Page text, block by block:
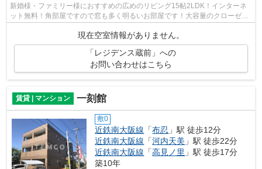
新婚様・ファミリー様におすすめの広めのリビング15帖2LDK！インターネ
ット無料！角部屋ですので窓も多く明るいお部屋です！大容量のクローゼッ
現在空室情報がありません。
「レジデンス蔵前」への
お問い合わせはこちら
賃貸 | マンション 一刻館
敷0
近鉄南大阪線 「布忍 」駅 徒歩12分
近鉄南大阪線 「河内天美 」駅 徒歩22分
近鉄南大阪線 「高見ノ里 」駅 徒歩17分
築10年